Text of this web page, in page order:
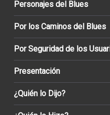
Personajes del Blues
Por los Caminos del Blues
Por Seguridad de los
Presentación
¿Quién lo Dijo?